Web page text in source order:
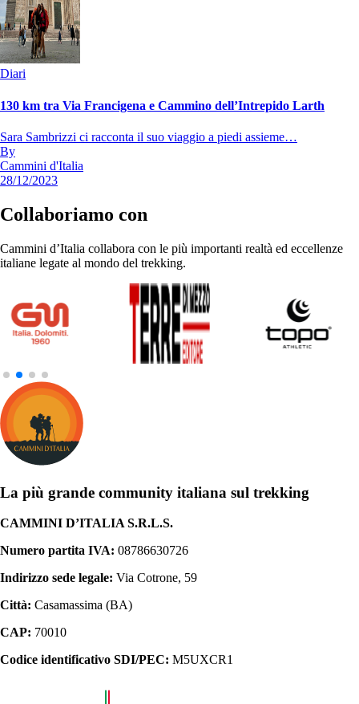
Diari
130 km tra Via Francigena e Cammino dell’Intrepido Larth
Sara Sambrizzi ci racconta il suo viaggio a piedi assieme…
By
Cammini d'Italia
28/12/2023
Collaboriamo con
Cammini d’Italia collabora con le più importanti realtà ed eccellenze
italiane legate al mondo del trekking.
La più grande community italiana sul trekking
CAMMINI D’ITALIA S.R.L.S.
Numero partita IVA: 08786630726
Indirizzo sede legale: Via Cotrone, 59
Città: Casamassima (BA)
CAP: 70010
Codice identificativo SDI/PEC: M5UXCR1